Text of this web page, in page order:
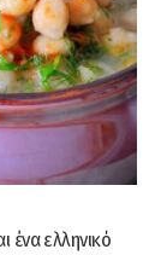
ένα ελληνικό